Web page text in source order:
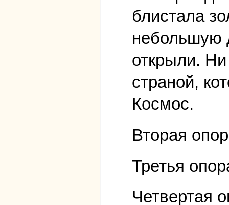
блистала
небольшую
открыли. Ни
страной,
Космос.
Вторая
Третья
Четвертая